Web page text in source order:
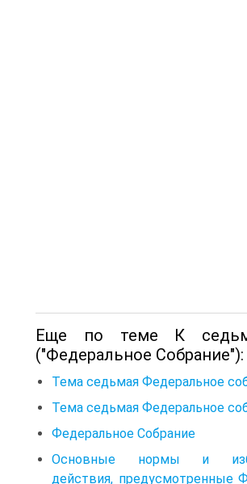
Еще по теме К
("Федеральное Собрание"):
Тема седьмая Федеральное
Тема седьмая Федеральное
Федеральное Собрание
Основные нормы и
действия, предусмотренные